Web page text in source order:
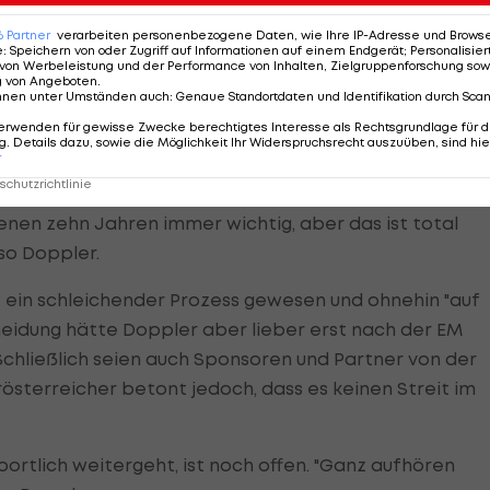
unprofessionell"
Horst unmittelbar vor der EM sein sollen.
wurde, sei so nicht abgesprochen und
einiges schief gegangen", gibt er zu.
zehn Jahren immer wichtig, aber das ist total
Doppler.
schleichender Prozess gewesen und ohnehin "auf
hätte Doppler aber lieber erst nach der EM
seien auch Sponsoren und Partner von der
betont jedoch, dass es keinen Streit im
weitergeht, ist noch offen. "Ganz aufhören
Partner verarbeiten personenbezogene Daten, wie Ihre IP-Adresse und
: Speichern von oder Zugriff auf Informationen auf einem Endgerät;
Werbeleistung und der Performance von Inhalten, Zielgruppenforschung
von Angeboten.
unter Umständen auch: Genaue Standortdaten und Identifikation durch
für gewisse Zwecke berechtigtes Interesse als Rechtsgrundlage für
Details dazu, sowie die Möglichkeit Ihr Widerspruchsrecht auszuüben, sind